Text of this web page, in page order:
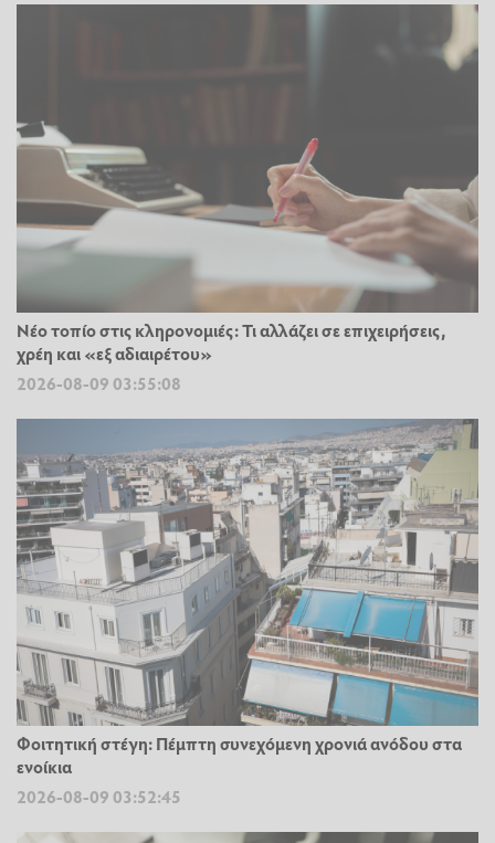
Νέο τοπίο στις κληρονομιές: Τι αλλάζει σε επιχειρήσεις,
χρέη και «εξ αδιαιρέτου»
2026-08-09 03:55:08
Φοιτητική στέγη: Πέμπτη συνεχόμενη χρονιά ανόδου στα
ενοίκια
2026-08-09 03:52:45